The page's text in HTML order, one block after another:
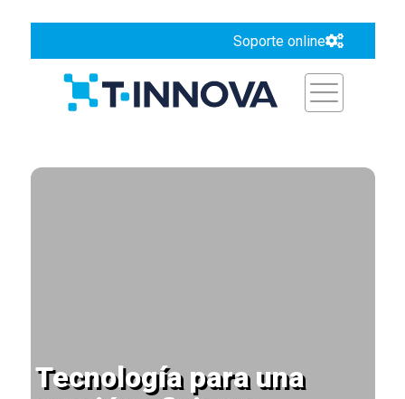
Soporte online
Tecnología para una